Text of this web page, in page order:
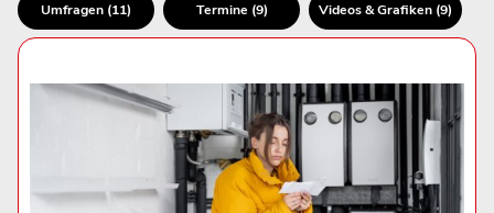
Umfragen (11) Termine (9) Videos & Grafiken (9)